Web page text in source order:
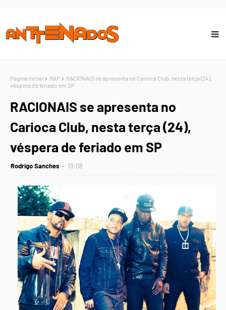
Página inicial RAP
RACIONAIS se apresenta no Carioca Club, nesta terça (24),
véspera de feriado em SP
RACIONAIS se apresenta no
Carioca Club, nesta terça (24),
véspera de feriado em SP
Rodrigo Sanches 19:08